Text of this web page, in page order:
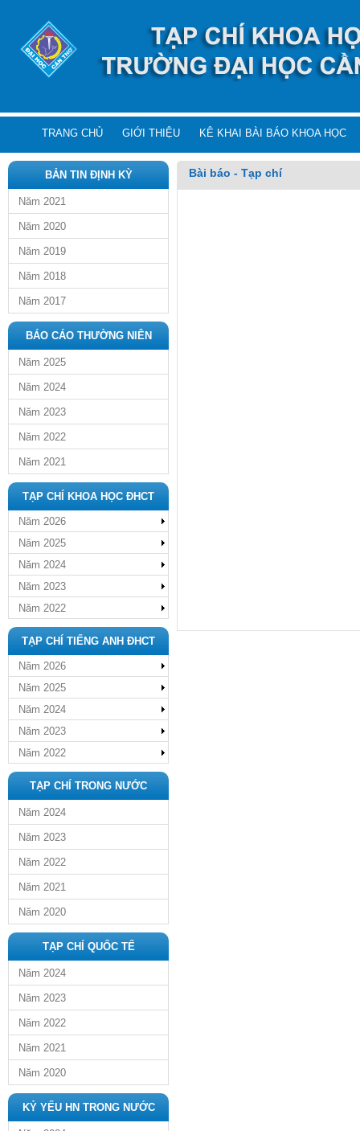
TRANG CHỦ GIỚI THIỆU KÊ KHAI BÀI BÁO KHOA HỌC
BẢN TIN ĐỊNH KỲ
Năm 2021
Năm 2020
Năm 2019
Năm 2018
Năm 2017
BÁO CÁO THƯỜNG NIÊN
Năm 2025
Năm 2024
Năm 2023
Năm 2022
Năm 2021
TẠP CHÍ KHOA HỌC ĐHCT
Năm 2026
Năm 2025
Năm 2024
Năm 2023
Năm 2022
TẠP CHÍ TIẾNG ANH ĐHCT
Năm 2026
Năm 2025
Năm 2024
Năm 2023
Năm 2022
TẠP CHÍ TRONG NƯỚC
Năm 2024
Năm 2023
Năm 2022
Năm 2021
Năm 2020
TẠP CHÍ QUỐC TẾ
Năm 2024
Năm 2023
Năm 2022
Năm 2021
Năm 2020
KỶ YẾU HN TRONG NƯỚC
Bài báo - Tạp chí